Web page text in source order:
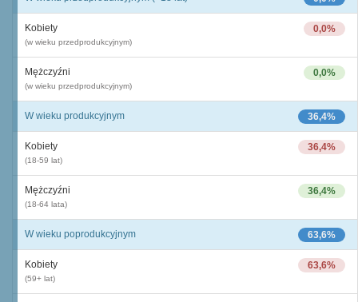
0,0%
Kobiety
(w wieku przedprodukcyjnym)
0,0%
Mężczyźni
(w wieku przedprodukcyjnym)
36,4%
W wieku produkcyjnym
36,4%
Kobiety
(18-59 lat)
36,4%
Mężczyźni
(18-64 lata)
63,6%
W wieku poprodukcyjnym
63,6%
Kobiety
(59+ lat)